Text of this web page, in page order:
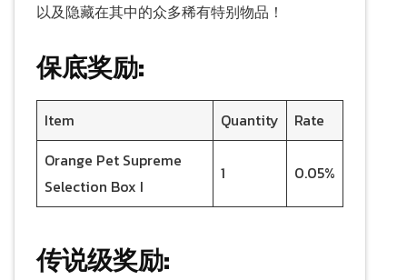
以及隐藏在其中的众多稀有特别物品！
保底奖励:
Item Quantity
Rate
Orange Pet Supreme
Selection Box I
1 0.05%
传说级奖励: